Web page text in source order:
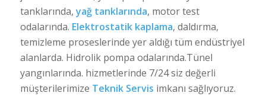
tanklarında,yağ tanklarında, motor test
odalarında. Elektrostatik kaplama, daldırma,
temizleme proseslerinde yer aldığı tüm endüstriyel
alanlarda. Hidrolik pompa odalarında.Tünel
yangınlarında. hizmetlerinde 7/24 siz değerli
müşterilerimize Teknik Servis imkanı sağlıyoruz.